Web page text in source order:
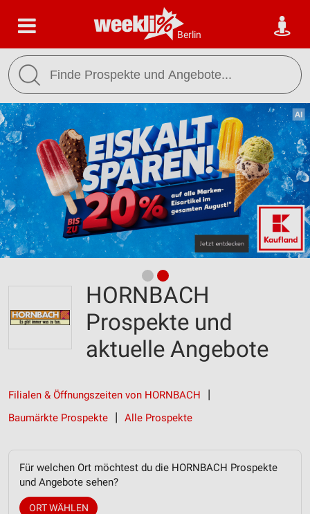
Berlin
HORNBACH
Prospekte und
aktuelle Angebote
Filialen & Öffnungszeiten von HORNBACH
Baumärkte Prospekte
Alle Prospekte
Für welchen Ort möchtest du die HORNBACH Prospekte
und Angebote sehen?
ORT WÄHLEN